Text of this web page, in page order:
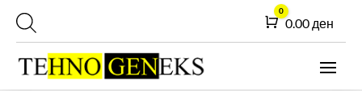
Cart
0
0.00 ден